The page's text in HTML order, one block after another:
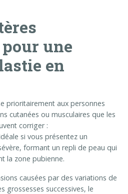
une
en
prioritairement aux personnes
cutanées ou musculaires que les
corriger :
si vous présentez un
formant un repli de peau qui
la zone pubienne.
causées par des variations de
grossesses successives, le